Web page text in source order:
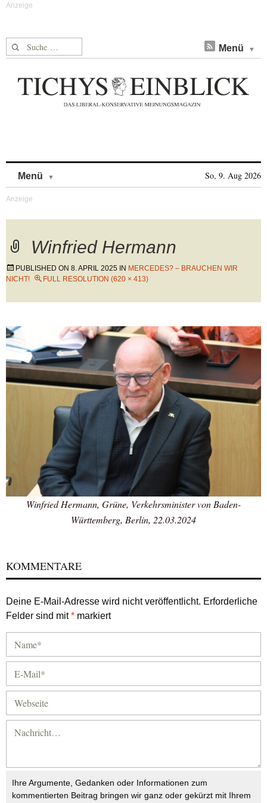
Suche nach: Menü
Menü So, 9. Aug 2026
Winfried Hermann
PUBLISHED ON 8. APRIL 2025 IN MERCEDES? – BRAUCHEN WIR
NICHT!
FULL RESOLUTION (620 × 413)
Winfried Hermann, Grüne, Verkehrsminister von Baden-
Württemberg, Berlin, 22.03.2024
KOMMENTARE
Deine E-Mail-Adresse wird nicht veröffentlicht. Erforderliche
Felder sind mit* markiert
Ihre Argumente, Gedanken oder Informationen zum
kommentierten Beitrag bringen wir ganz oder gekürzt mit Ihrem